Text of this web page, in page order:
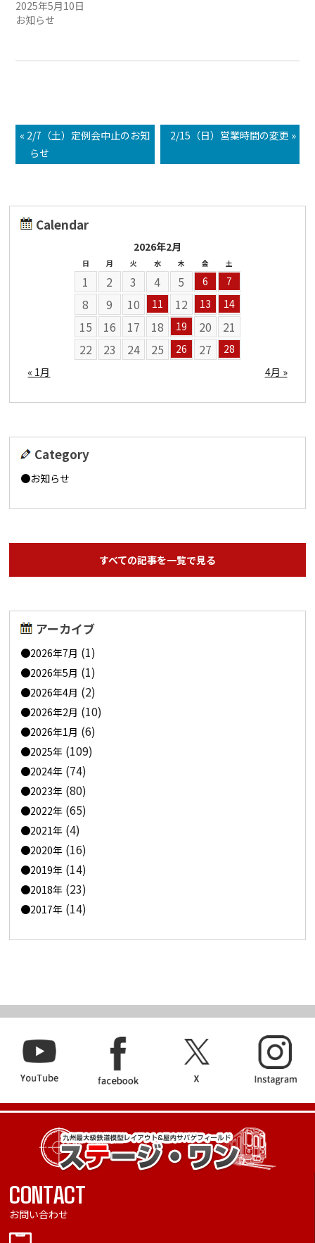
2025年5月10日
お知らせ
« 2/7（土）定例会中止のお知
らせ
2/15（日）営業時間の変更 »
Calendar
2026年2月
日 月 火 水 木 金 土
1 2 3 4 5 6 7
8 9 10 11 12 13 14
15 16 17 18 19 20
21
22
23 24 25 26 27
28
« 1月
4月 »
Category
お知らせ
すべての記事を一覧で見る
アーカイブ
2026年7月 (1)
2026年5月 (1)
2026年4月 (2)
2026年2月 (10)
2026年1月 (6)
2025年 (109)
2024年 (74)
2023年 (80)
2022年 (65)
2021年 (4)
2020年 (16)
2019年 (14)
2018年 (23)
2017年 (14)
CONTACT
お問い合わせ